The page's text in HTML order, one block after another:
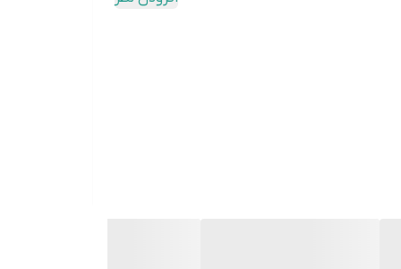
راحتی واژگون نشود.